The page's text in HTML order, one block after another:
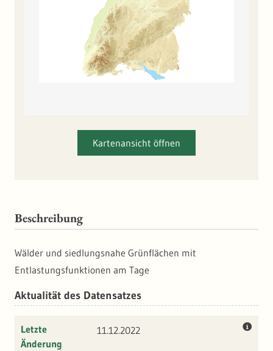
Kartenansicht öffnen
Beschreibung
Wälder und siedlungsnahe Grünflächen mit
Entlastungsfunktionen am Tage
Aktualität des Datensatzes
Letzte
Änderung
11.12.2022